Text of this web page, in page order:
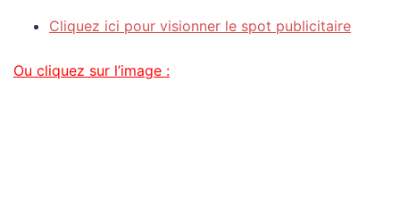
Cliquez ici pour visionner le spot publicitaire
Ou cliquez sur l’image :